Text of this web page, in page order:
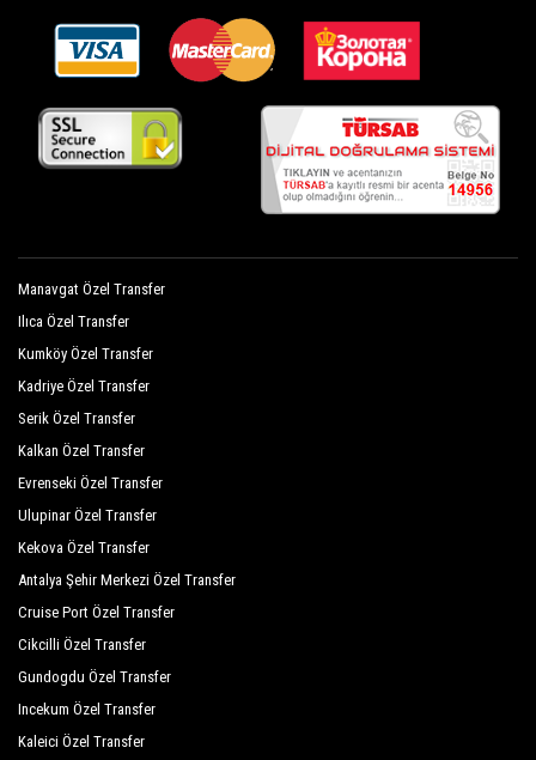
Manavgat Özel Transfer
Ilıca Özel Transfer
Kumköy Özel Transfer
Kadriye Özel Transfer
Serik Özel Transfer
Kalkan Özel Transfer
Evrenseki Özel Transfer
Ulupinar Özel Transfer
Kekova Özel Transfer
Antalya Şehir Merkezi Özel Transfer
Cruise Port Özel Transfer
Cikcilli Özel Transfer
Gundogdu Özel Transfer
Incekum Özel Transfer
Kaleici Özel Transfer